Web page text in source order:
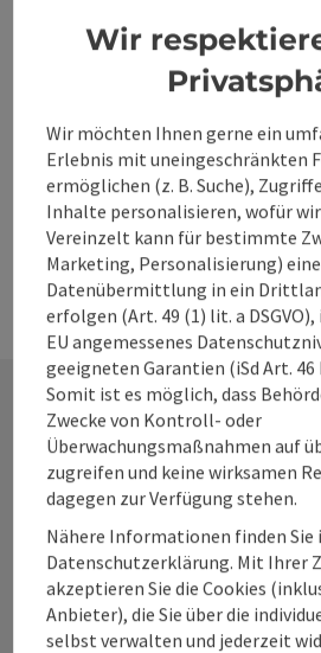
Räumlichkeiten des Schlosses
+43 7258 21219
Samstag geöffnet
Sonntag geöffnet
Feiertag geöffnet
Kontakt
Alpenland Tourismus
Bahnhofstraße 2
4580 Windischgarsten
Wir
Wir möchten Ihnen gerne ein
Erlebnis mit uneingeschränkten
ermöglichen (z. B. Suche),
Inhalte personalisieren, wofür wir
Vereinzelt kann für bestimmte
Marketing, Personalisierung) eine
Datenübermittlung in ein
erfolgen (Art. 49 (1) lit. a
EU angemessenes
geeigneten Garantien (iSd Art. 46
Somit ist es möglich, dass
Zwecke von Kontroll- oder
Überwachungsmaßnahmen auf
zugreifen und keine wirksamen
dagegen zur Verfügung stehen.
Nähere Informationen finden Sie
Datenschutzerklärung. Mit Ihrer
akzeptieren Sie die Cookies
Anbieter), die Sie über die
selbst verwalten und jederzeit